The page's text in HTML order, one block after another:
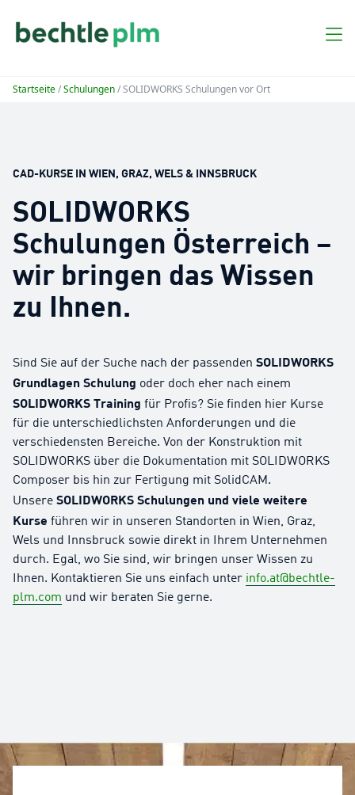
Startseite/Schulungen/ SOLIDWORKS Schulungen vor Ort
CAD-KURSE IN WIEN, GRAZ, WELS & INNSBRUCK
SOLIDWORKS
Schulungen Österreich –
wir bringen das Wissen
zu Ihnen.
Sind Sie auf der Suche nach der passenden SOLIDWORKS
Grundlagen Schulung oder doch eher nach einem
SOLIDWORKS Training für Profis? Sie finden hier Kurse
für die unterschiedlichsten Anforderungen und die
verschiedensten Bereiche. Von der Konstruktion mit
SOLIDWORKS über die Dokumentation mit SOLIDWORKS
Composer bis hin zur Fertigung mit SolidCAM.
Unsere SOLIDWORKS Schulungen und viele weitere
Kurse führen wir in unseren Standorten in Wien, Graz,
Wels und Innsbruck sowie direkt in Ihrem Unternehmen
durch. Egal, wo Sie sind, wir bringen unser Wissen zu
Ihnen. Kontaktieren Sie uns einfach unter info.at@bechtle-
plm.com und wir beraten Sie gerne.